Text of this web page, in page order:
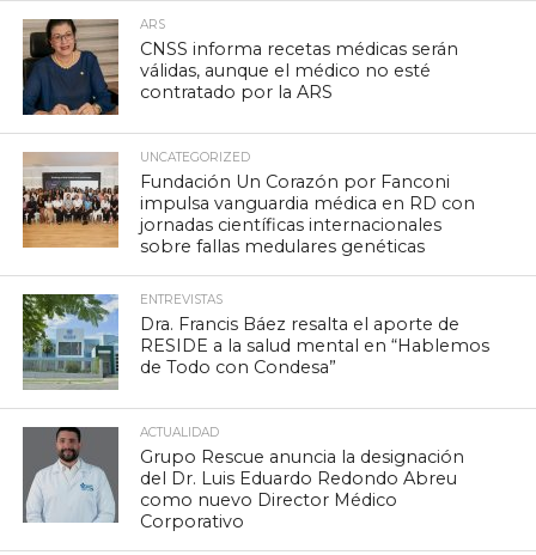
ARS
CNSS informa recetas médicas serán
válidas, aunque el médico no esté
contratado por la ARS
UNCATEGORIZED
Fundación Un Corazón por Fanconi
impulsa vanguardia médica en RD con
jornadas científicas internacionales
sobre fallas medulares genéticas
ENTREVISTAS
Dra. Francis Báez resalta el aporte de
RESIDE a la salud mental en “Hablemos
de Todo con Condesa”
ACTUALIDAD
Grupo Rescue anuncia la designación
del Dr. Luis Eduardo Redondo Abreu
como nuevo Director Médico
Corporativo